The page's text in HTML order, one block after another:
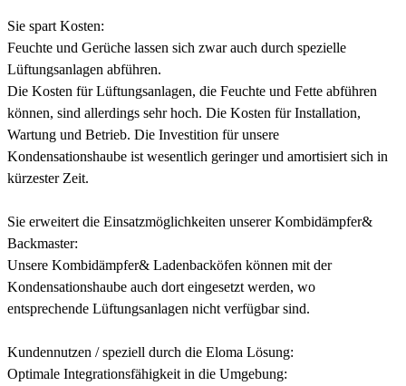
Sie spart Kosten:
Feuchte und Gerüche lassen sich zwar auch durch spezielle
Lüftungsanlagen abführen.
Die Kosten für Lüftungsanlagen, die Feuchte und Fette abführen
können, sind allerdings sehr hoch. Die Kosten für Installation,
Wartung und Betrieb. Die Investition für unsere
Kondensationshaube ist wesentlich geringer und amortisiert sich in
kürzester Zeit.
Sie erweitert die Einsatzmöglichkeiten unserer Kombidämpfer&
Backmaster:
Unsere Kombidämpfer& Ladenbacköfen können mit der
Kondensationshaube auch dort eingesetzt werden, wo
entsprechende Lüftungsanlagen nicht verfügbar sind.
Kundennutzen / speziell durch die Eloma Lösung:
Optimale Integrationsfähigkeit in die Umgebung: